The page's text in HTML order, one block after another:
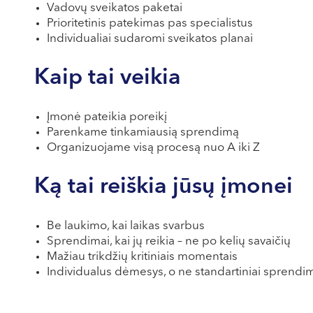
Vadovų sveikatos paketai
Prioritetinis patekimas pas specialistus
Individualiai sudaromi sveikatos planai
Kaip tai veikia
Įmonė pateikia poreikį
Parenkame tinkamiausią sprendimą
Organizuojame visą procesą nuo A iki Z
Ką tai reiškia jūsų įmonei
Be laukimo, kai laikas svarbus
Sprendimai, kai jų reikia – ne po kelių savaičių
Mažiau trikdžių kritiniais momentais
Individualus dėmesys, o ne standartiniai